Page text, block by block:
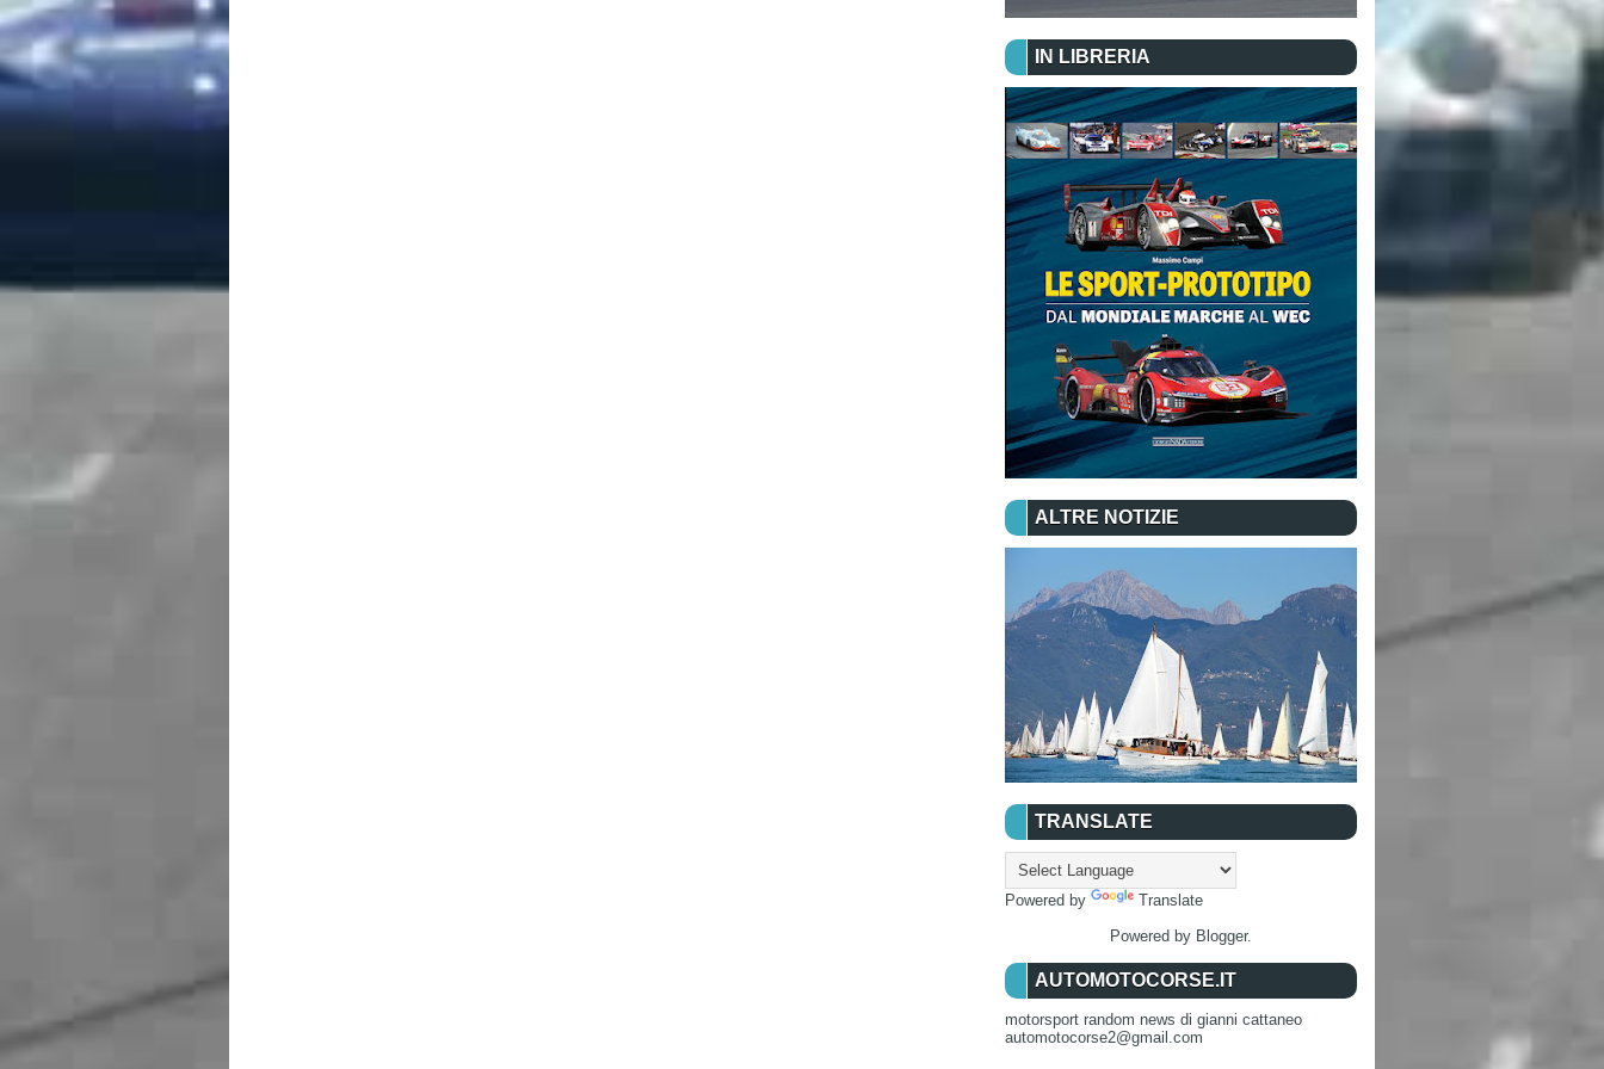
IN LIBRERIA
ALTRE NOTIZIE
TRANSLATE
Powered by
Translate
Powered by Blogger.
AUTOMOTOCORSE.IT
motorsport random news di gianni cattaneo
automotocorse2@gmail.com